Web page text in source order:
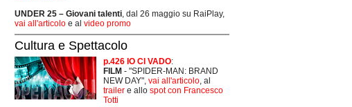
UNDER 25 – Giovani talenti , dal 26 maggio su RaiPlay,
vai all'articolo e al video promo
Cultura e Spettacolo
p.426 IO CI VADO:
FILM - "SPIDER-MAN: BRAND
NEW DAY", vai all'articolo , al
trailer e allo spot con Francesco
Totti